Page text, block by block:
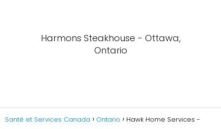
Harmons Steakhouse - Ottawa,
Ontario
Santé et Services Canada Ontario
Hawk Home Services -